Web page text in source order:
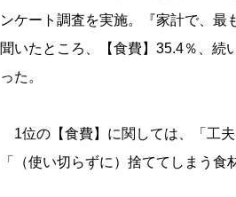
ンケート調査を実施。『家計で、最
聞いたところ、【食費】35.4％、続
った。
1位の【食費】に関しては、「工
「（使い切らずに）捨ててしまう